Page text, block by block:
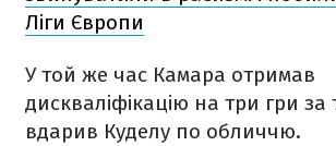
Ліги Європи
У той же час Камара отримав
дискваліфікацію на три гри за
вдарив Куделу по обличчю.